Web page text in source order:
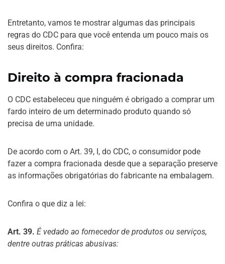
Entretanto, vamos te mostrar algumas das principais
regras do CDC para que você entenda um pouco mais os
seus direitos. Confira:
Direito à compra fracionada
O CDC estabeleceu que ninguém é obrigado a comprar um
fardo inteiro de um determinado produto quando só
precisa de uma unidade.
De acordo com o Art. 39, I, do CDC, o consumidor pode
fazer a compra fracionada desde que a separação preserve
as informações obrigatórias do fabricante na embalagem.
Confira o que diz a lei:
Art. 39. É vedado ao fornecedor de produtos ou serviços,
dentre outras práticas abusivas: